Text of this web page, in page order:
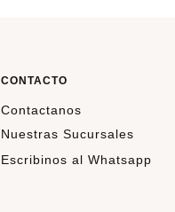
CONTACTO
Contactanos
Nuestras Sucursales
Escribinos al Whatsapp